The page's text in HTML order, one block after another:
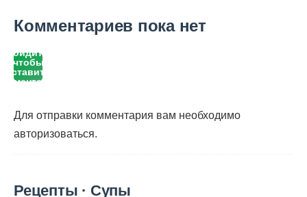
Комментариев пока нет
Войдите,
чтобы
оставить
Для отправки комментария вам необходимо
авторизоваться.
Рецепты · Супы